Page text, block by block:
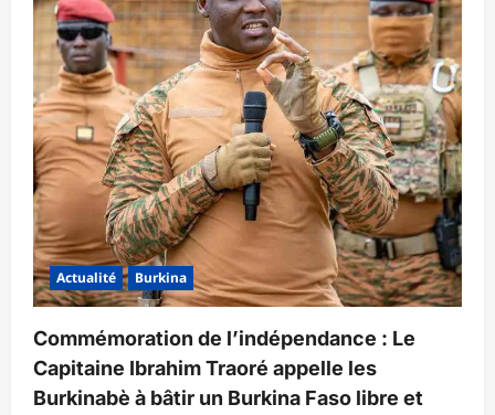
Actualité Burkina
Commémoration de l’indépendance : Le
Capitaine Ibrahim Traoré appelle les
Burkinabè à bâtir un Burkina Faso libre et